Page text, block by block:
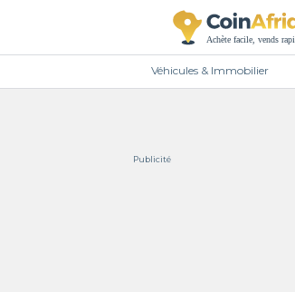
Véhicules & Immobilier
Publicité